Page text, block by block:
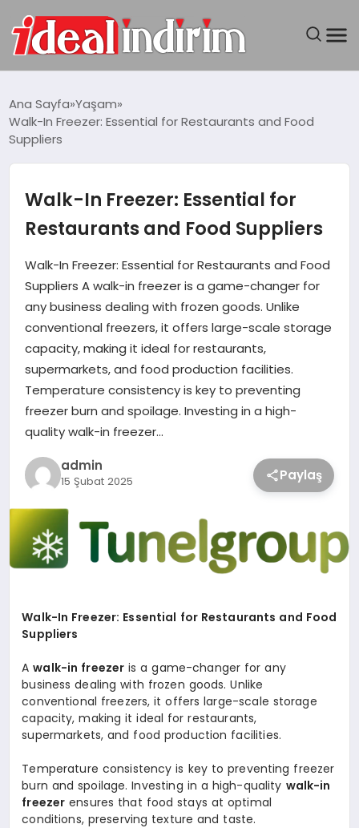
BILGISAYAR
TEKNOLOJI
YAŞAM
Ana Sayfa Yaşam
Walk-In Freezer: Essential for Restaurants and Food
Suppliers
Walk-In Freezer: Essential for
Restaurants and Food Suppliers
Walk-In Freezer: Essential for Restaurants and Food
Suppliers A walk-in freezer is a game-changer for
any business dealing with frozen goods. Unlike
conventional freezers, it offers large-scale storage
capacity, making it ideal for restaurants,
supermarkets, and food production facilities.
Temperature consistency is key to preventing
freezer burn and spoilage. Investing in a high-
quality walk-in freezer…
admin
15 Şubat 2025 Paylaş
Walk-In Freezer: Essential for Restaurants and Food
Suppliers
Awalk-in freezer is a game-changer for any
business dealing with frozen goods. Unlike
conventional freezers, it offers large-scale storage
capacity, making it ideal for restaurants,
supermarkets, and food production facilities.
Temperature consistency is key to preventing freezer
burn and spoilage. Investing in a high-quality walk-in
freezer ensures that food stays at optimal
conditions, preserving texture and taste.